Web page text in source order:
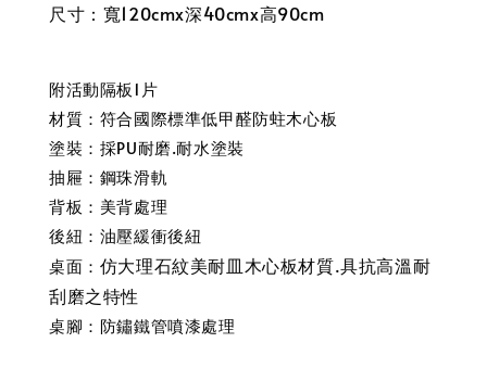
尺寸：寬120cmx深40cmx高90cm
附活動隔板1片
材質：符合國際標準低甲醛防蛀木心板
塗裝：採PU耐磨.耐水塗裝
抽屜：鋼珠滑軌
背板：美背處理
後紐：油壓緩衝後紐
桌面： 仿大理石紋美耐皿木心板材質.具抗高溫耐
刮磨之特性
桌腳：防鏽鐵管噴漆處理